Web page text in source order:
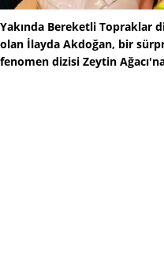
Yakında Bereketli Topraklar
olan İlayda Akdoğan, bir
fenomen dizisi Zeytin